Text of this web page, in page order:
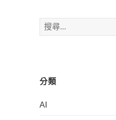
搜
尋
分類
AI